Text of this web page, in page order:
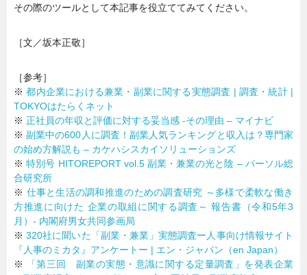
その際のツールとして本記事を役立ててみてください。
［文／坂本正敬］
［参考］
※都内企業における兼業・副業に関する実態調査 | 調査・統計 |
TOKYOはたらくネット
※ 正社員の年収と評価に対する妥当感 -その理由 – マイナビ
※副業中の600人に調査！副業人気ランキングと収入は？専門家
の始め方解説も – カケハシスカイソリューションズ
※特別号 HITOREPORT vol.5 副業・兼業の光と陰 – パーソル総
合研究所
※ 仕事と生活の調和推進のための調査研究 ～多様で柔軟な働き
方推進に向けた 企業の取組に関する調査～ 報告書（令和5年3
月）- 内閣府男女共同参画局
※320社に聞いた「副業・兼業」実態調査ー人事向け情報サイト
『人事のミカタ』アンケートー | エン・ジャパン（en Japan）
※
「第三回 副業の実態・意識に関する定量調査」を発表企業